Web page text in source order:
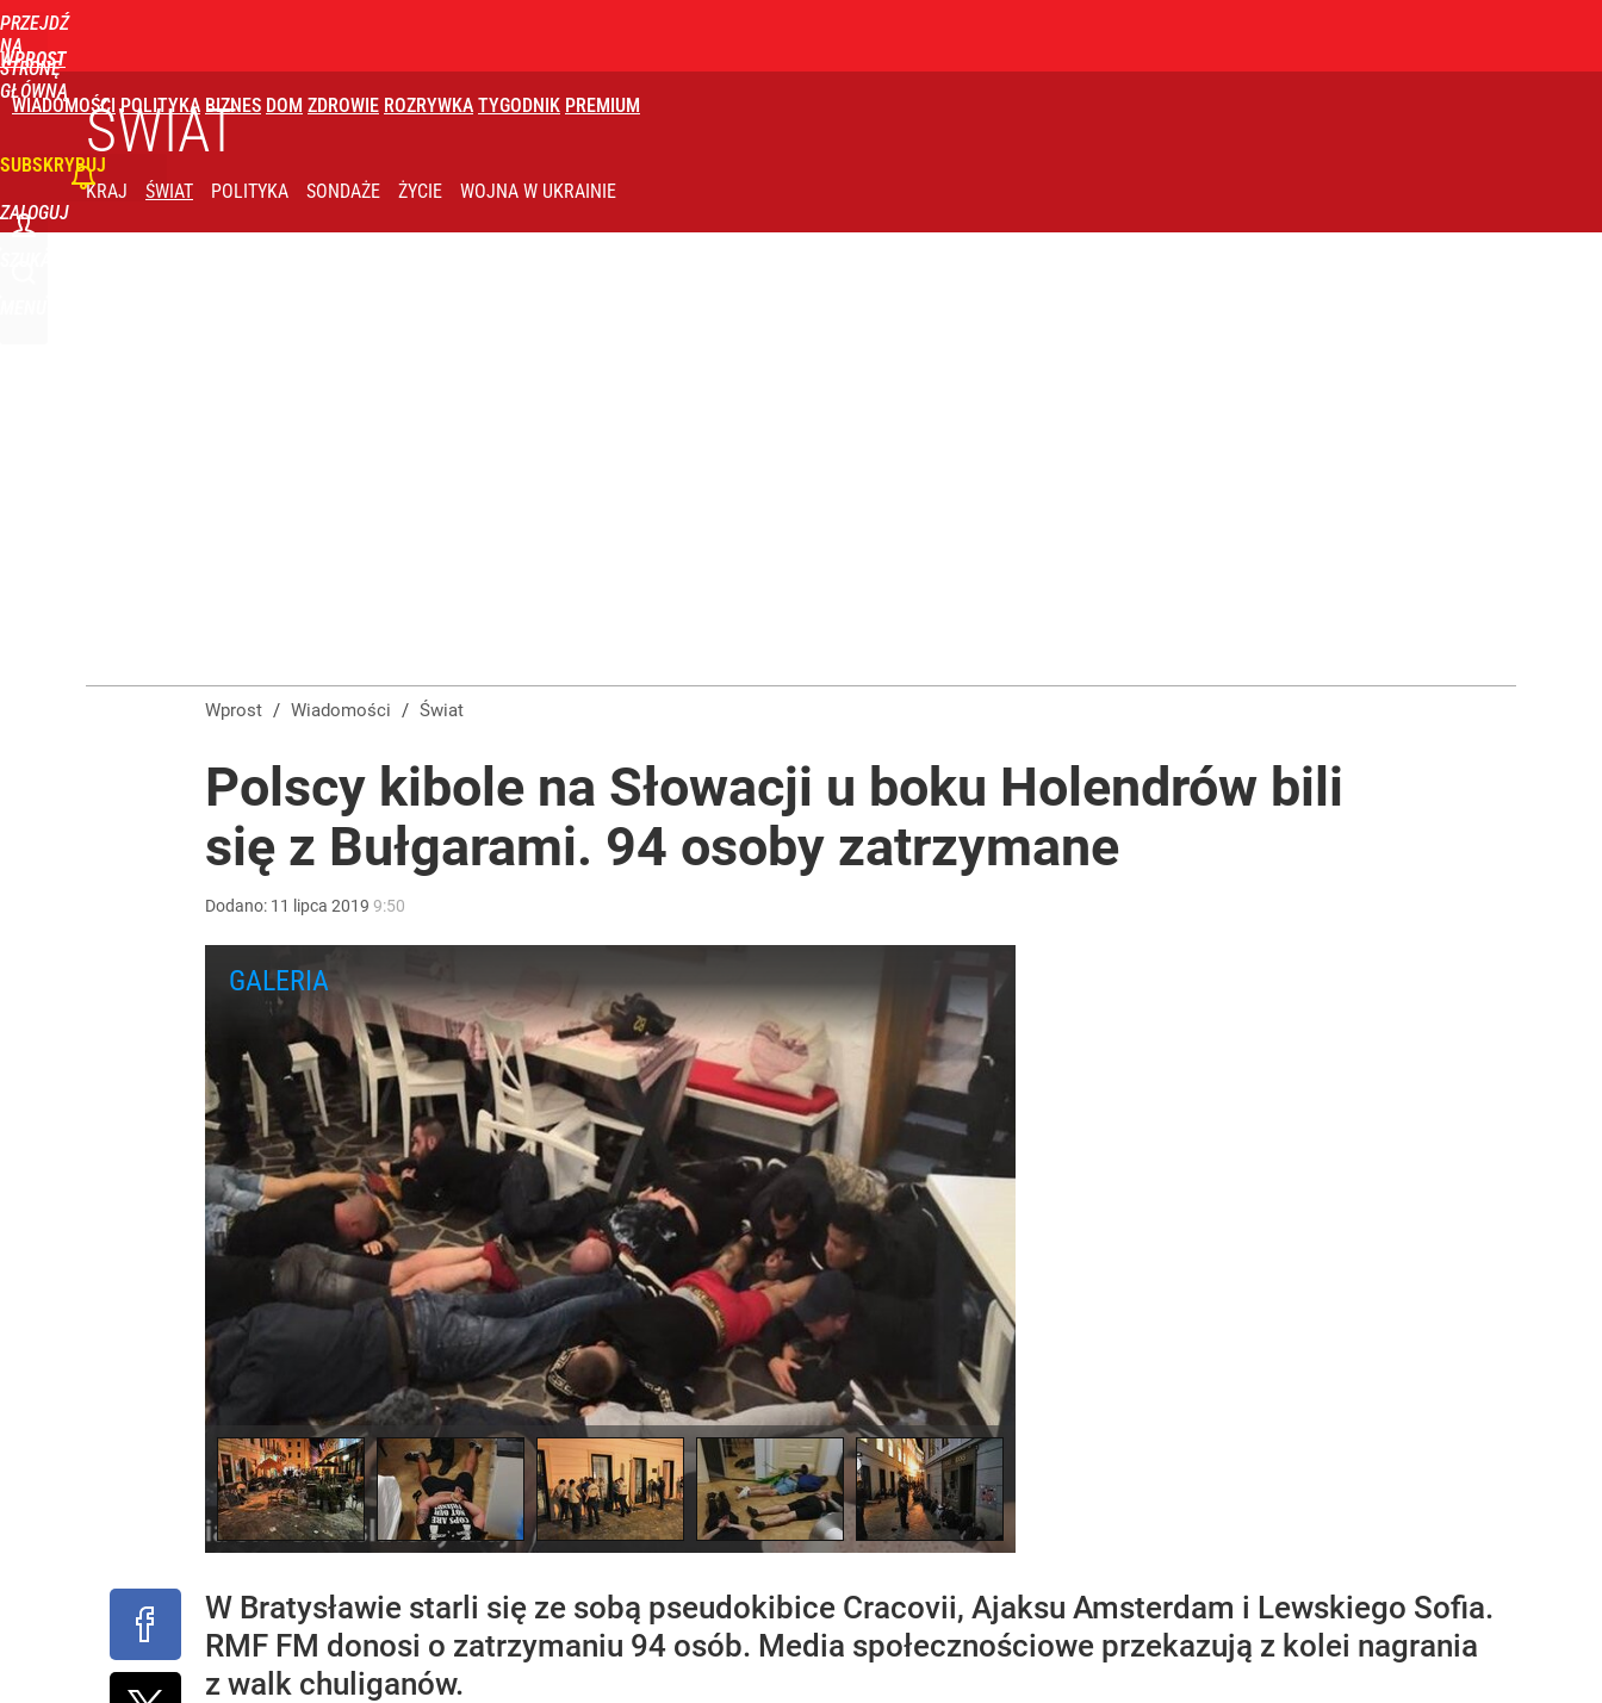
PRZEJDŹ
NA
STRONĘ
GŁÓWNĄ
WPROST
WIADOMOŚCI POLITYKA BIZNES DOM ZDROWIE ROZRYWKA TYGODNIK PREMIUM
SUBSKRYBUJ
ZALOGUJ
ŚWIAT
KRAJ ŚWIAT POLITYKA SONDAŻE ŻYCIE WOJNA W UKRAINIE
Wprost / Wiadomości / Świat
Polscy kibole na Słowacji u boku Holendrów bili
się z Bułgarami. 94 osoby zatrzymane
Dodano: 11 lipca 2019 9:50
W Bratysławie starli się ze sobą pseudokibice Cracovii, Ajaksu Amsterdam i Lewskiego Sofia.
RMF FM donosi o zatrzymaniu 94 osób. Media społecznościowe przekazują z kolei nagrania
z walk chuliganów.